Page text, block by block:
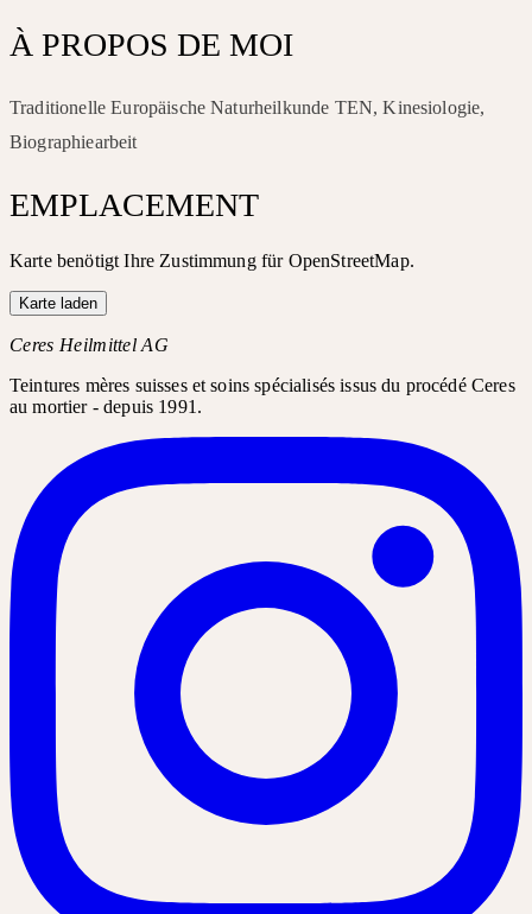
À PROPOS DE MOI
Traditionelle Europäische Naturheilkunde TEN, Kinesiologie,
Biographiearbeit
EMPLACEMENT
Karte benötigt Ihre Zustimmung für OpenStreetMap.
Karte laden
Ceres Heilmittel AG
Teintures mères suisses et soins spécialisés issus du procédé Ceres
au mortier - depuis 1991.